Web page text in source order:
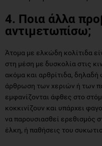
4. Ποια άλλα
αντιμετωπίσω;
Άτομα με ελκώδη κολίτιδα
στη μέση με δυσκολία στις
ακόμα και αρθρίτιδα,
άρθρωση των χεριών ή των
εμφανίζονται άφθες στο
κοκκινίζουν και υπάρχει
να παρουσιασθεί ερεθισμός
έλκη, ή παθήσεις του